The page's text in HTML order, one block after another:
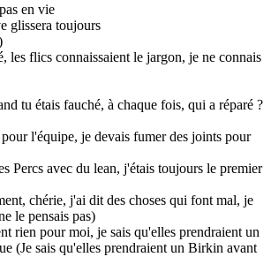
en vie
glissera toujours
les flics connaissaient le jargon, je ne connais
tu étais fauché, à chaque fois, qui a réparé ?
l'équipe, je devais fumer des joints pour
Percs avec du lean, j'étais toujours le premier
chérie, j'ai dit des choses qui font mal, je
le pensais pas)
rien pour moi, je sais qu'elles prendraient un
(Je sais qu'elles prendraient un Birkin avant